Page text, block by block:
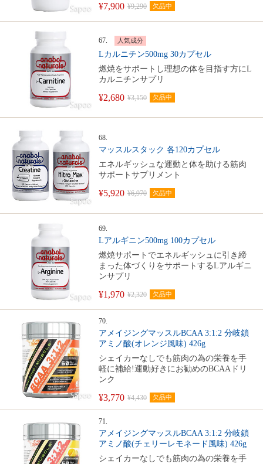
¥7,900 ¥9,290 欠品中
67. 人気成分
Lカルニチン500mg 30カプセル
燃焼をサポートし理想の体を目指す方にL
カルニチンサプリ
¥2,680 ¥3,150 欠品中
68.
マッスルスタック 各120カプセル
エネルギッシュな運動と体を助ける筋肉
サポートサプリメント
¥5,920 ¥6,970 欠品中
69.
Lアルギニン500mg 100カプセル
燃焼サポートでエネルギッシュに引き締
まった体づくりをサポートするLアルギニ
ンサプリ
¥1,970 ¥2,320 欠品中
70.
アメイジングマッスルBCAA 3:1:2 分岐鎖
アミノ酸(オレンジ風味) 426g
シェイカーなしでも筋肉の為の栄養を手
軽に補給!運動好きにお勧めのBCAAドリ
ンク
¥3,770 ¥4,430 欠品中
71.
アメイジングマッスルBCAA 3:1:2 分岐鎖
アミノ酸(チェリーレモネード風味) 426g
シェイカーなしでも筋肉の為の栄養を手